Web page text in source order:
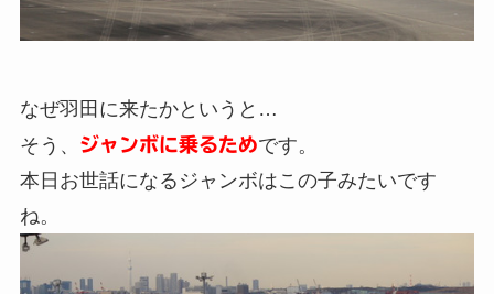
なぜ羽田に来たかというと…
そう、
ジャンボに乗るためです。
本日お世話になるジャンボはこの子みたいです
ね。